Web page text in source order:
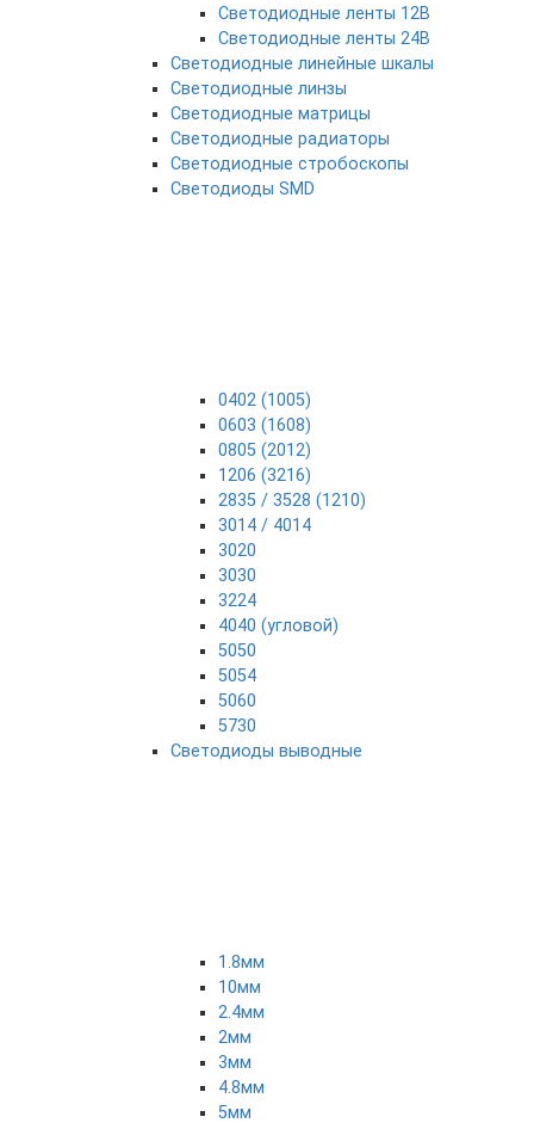
Светодиодные ленты 12В
Светодиодные ленты 24В
Светодиодные линейные шкалы
Светодиодные линзы
Светодиодные матрицы
Светодиодные радиаторы
Светодиодные стробоскопы
Светодиоды SMD
0402 (1005)
0603 (1608)
0805 (2012)
1206 (3216)
2835 / 3528 (1210)
3014 / 4014
3020
3030
3224
4040 (угловой)
5050
5054
5060
5730
Светодиоды выводные
1.8мм
10мм
2.4мм
2мм
3мм
4.8мм
5мм